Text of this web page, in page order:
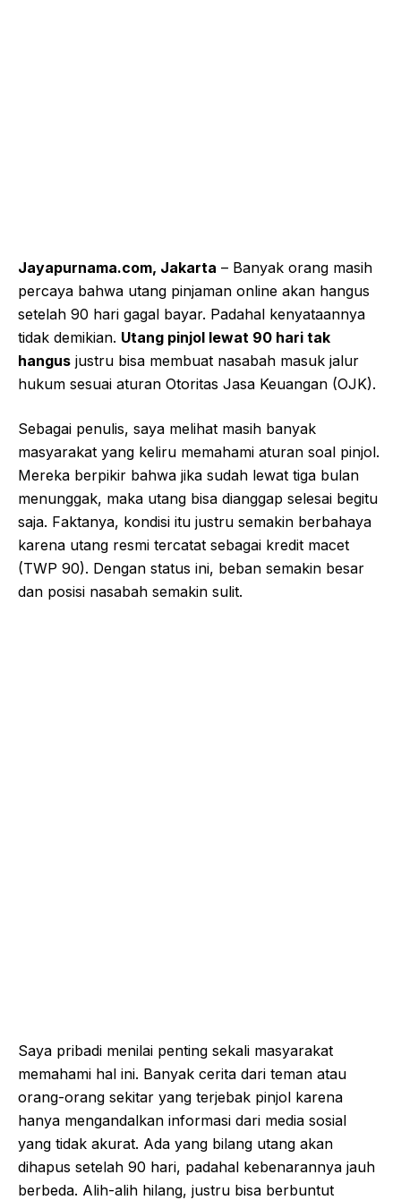
Jayapurnama.com, Jakarta – Banyak orang masih
percaya bahwa utang pinjaman online akan hangus
setelah 90 hari gagal bayar. Padahal kenyataannya
tidak demikian. Utang pinjol lewat 90 hari tak
hangus justru bisa membuat nasabah masuk jalur
hukum sesuai aturan Otoritas Jasa Keuangan (OJK).
Sebagai penulis, saya melihat masih banyak
masyarakat yang keliru memahami aturan soal pinjol.
Mereka berpikir bahwa jika sudah lewat tiga bulan
menunggak, maka utang bisa dianggap selesai begitu
saja. Faktanya, kondisi itu justru semakin berbahaya
karena utang resmi tercatat sebagai kredit macet
(TWP 90). Dengan status ini, beban semakin besar
dan posisi nasabah semakin sulit.
Saya pribadi menilai penting sekali masyarakat
memahami hal ini. Banyak cerita dari teman atau
orang-orang sekitar yang terjebak pinjol karena
hanya mengandalkan informasi dari media sosial
yang tidak akurat. Ada yang bilang utang akan
dihapus setelah 90 hari, padahal kebenarannya jauh
berbeda. Alih-alih hilang, justru bisa berbuntut